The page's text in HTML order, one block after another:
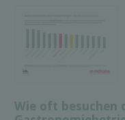
Wie oft besuchen